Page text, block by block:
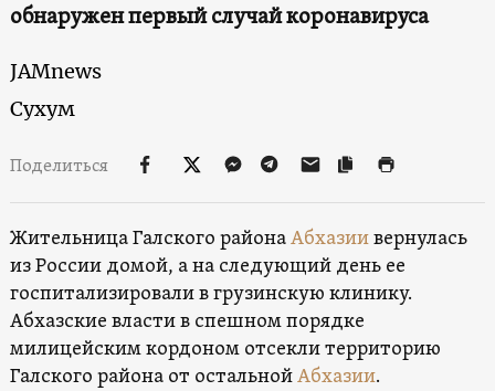
обнаружен первый случай коронавируса
JAMnews
Сухум
Поделиться
Жительница Галского районаАбхазиивернулась
из России домой, а на следующий день ее
госпитализировали в грузинскую клинику.
Абхазские власти в спешном порядке
милицейским кордоном отсекли территорию
Галского района от остальнойАбхазии.